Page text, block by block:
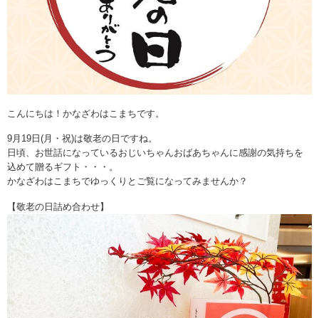
こんにちは！かなざわはこまちです。
9月19日(月・祝)は敬老の日ですね。
日頃、お世話になっているおじいちゃんおばあちゃんに感謝の気持ちを
込めて贈るギフト・・・。
かなざわはこまちでゆっくりとご覧になってみませんか？
【敬老の日詰め合わせ】